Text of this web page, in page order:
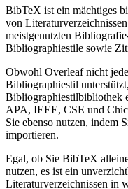
BibTeX ist ein mächtiges
von
meistgenutzten
Bibliographiestile sowie
Obwohl Overleaf nicht
Bibliographiestil
Bibliographiestilbibliothek
APA, IEEE, CSE und
Sie ebenso nutzen, indem
importieren.
Egal, ob Sie BibTeX
nutzen, es ist ein
Literaturverzeichnissen in